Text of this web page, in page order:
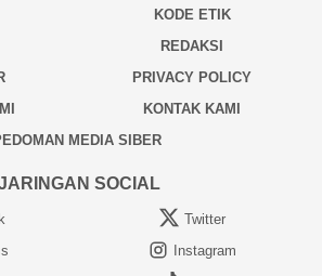
KODE ETIK
REDAKSI
PRIVACY POLICY
KONTAK KAMI
MEDIA SIBER
SOCIAL
Twitter
Instagram